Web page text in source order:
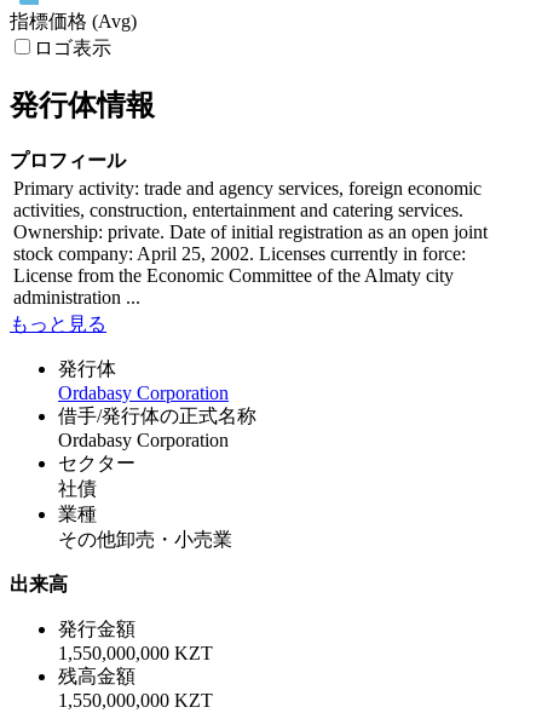
指標価格 (Avg)
ロゴ表示
発行体情報
プロフィール
Primary activity: trade and agency services, foreign economic
activities, construction, entertainment and catering services.
Ownership: private. Date of initial registration as an open joint
stock company: April 25, 2002. Licenses currently in force:
License from the Economic Committee of the Almaty city
administration ...
もっと見る
発行体
Ordabasy Corporation
借手/発行体の正式名称
Ordabasy Corporation
セクター
社債
業種
その他卸売・小売業
出来高
発行金額
1,550,000,000 KZT
残高金額
1,550,000,000 KZT